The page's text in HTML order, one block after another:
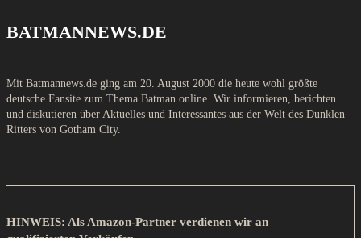
BATMANNEWS.DE
Mit Batmannews.de ging am 20. August 2000 die heute wohl größte
deutsche Fansite zum Thema Batman online. Wir informieren, berichten
und diskutieren über Aktuelles und Interessantes aus der Welt des Dunklen
Ritters von Gotham City.
HINWEIS: Als Amazon-Partner verdienen wir an